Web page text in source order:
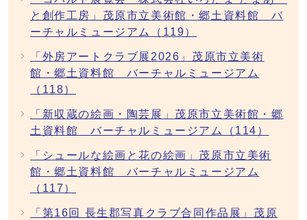
と創作工房」茂原市立美術館・郷土資料館 バ
ーチャルミュージアム（119）
「外房アートクラブ展2026」茂原市立美術
館・郷土資料館 バーチャルミュージアム
（118）
「新収蔵の絵画・陶芸展」茂原市立美術館・郷
土資料館 バーチャルミュージアム（114）
「シュールな絵画と花の絵画」茂原市立美術
館・郷土資料館 バーチャルミュージアム
（117）
「第16回 長生郡写真クラブ合同作品展」茂原